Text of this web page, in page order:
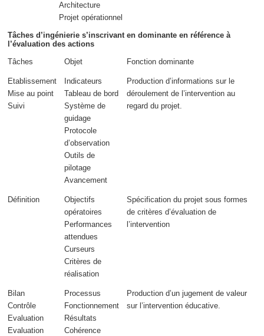
Architecture
Projet opérationnel
Tâches d’ingénierie s’inscrivant en dominante en référence à
l’évaluation des actions
Tâches
Objet Fonction dominante
Etablissement
Mise au point
Suivi
Indicateurs
Tableau de bord
Système de
guidage
Protocole
d’observation
Outils de
pilotage
Avancement
Production d’informations sur le
déroulement de l’intervention au
regard du projet.
Définition
Objectifs
opératoires
Performances
attendues
Curseurs
Critères de
réalisation
Spécification du projet sous formes
de critères d’évaluation de
l’intervention
Bilan
Contrôle
Evaluation
Evaluation
Processus
Fonctionnement
Résultats
Cohérence
Production d’un jugement de valeur
sur l’intervention éducative.